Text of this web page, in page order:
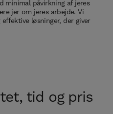
minimal påvirkning af jeres
jer om jeres arbejde. Vi
løsninger, der giver
tid og pris